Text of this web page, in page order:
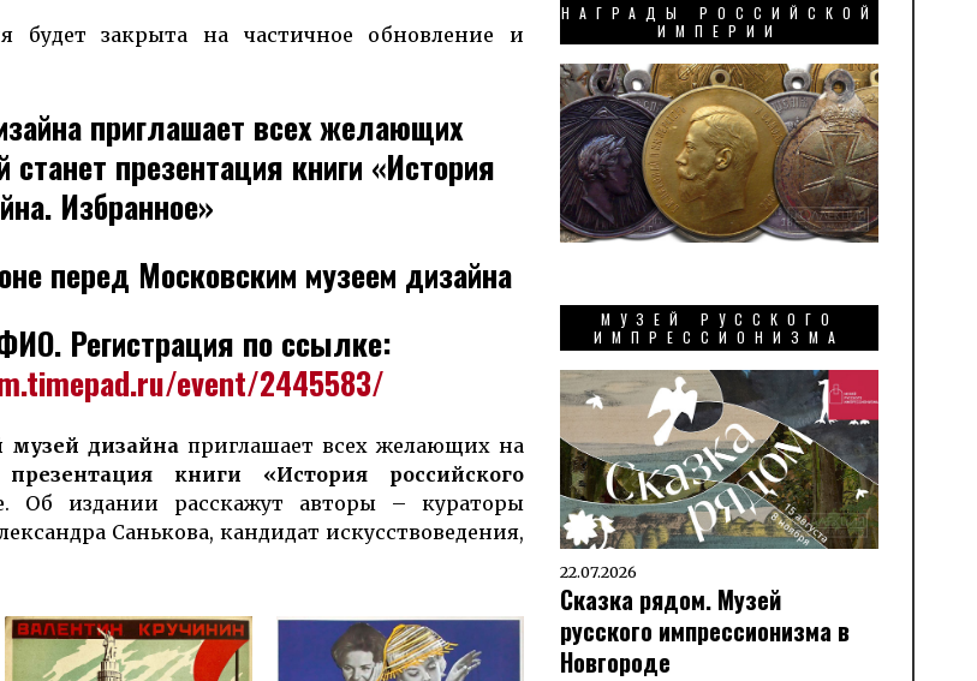
закрыта на частичное обновление и
приглашает всех желающих
презентация книги «История
Избранное»
перед Московским музеем дизайна
Регистрация по ссылке:
event/2445583/
музей дизайна приглашает всех желающих на
презентация книги «История российского
Об издании расскажут авторы – кураторы
Санькова, кандидат искусствоведения,
НАГРАДЫ РОССИЙСКОЙ
ИМПЕРИИ
МУЗЕЙ РУССКОГО
ИМПРЕССИОНИЗМА
22.07.2026
Сказка рядом. Музей
русского импрессионизма в
Новгороде